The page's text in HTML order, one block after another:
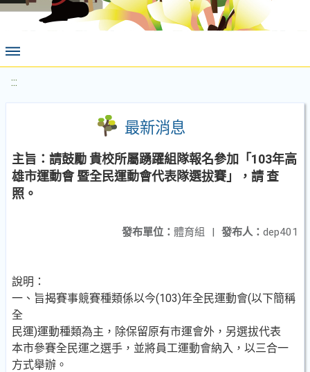
:::
最新消息
主旨：請鼓勵 貴校所屬踴躍組隊報名參加「103年高
雄市運動會 暨全民運動會代表隊選拔賽」，請 查
照。
發布人： dep401
發布單位： 體育組 |
說明：
一、旨揭賽事競賽種類係以今(103)年全民運動會(以下簡稱
全
民運)運動種類為主，除保留原有市運會外，另選拔代表
本市參賽全民運之選手，並將員工運動會納入，以三合一
方式舉辦。